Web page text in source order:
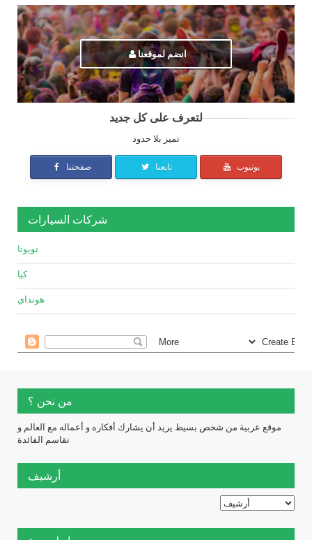
انضم لموقعنا
لتعرف على كل جديد
تميز بلا حدود
صفحتنا تابعنا يوتيوب
شركات السيارات
تويوتا
كيا
هونداي
من نحن ؟
موقع عربية من شخص بسيط يريد أن يشارك أفكاره و أعماله مع العالم و
تقاسم الفائدة
أرشيف